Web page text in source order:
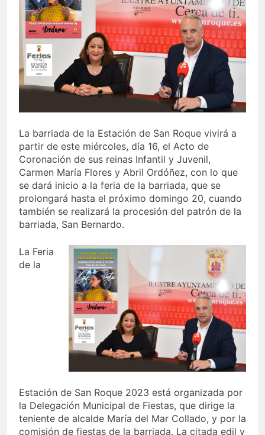
echa el cierre con éxito
rotundo
2 Semanas Atrás
La Mancomunidad y el
Banco de Alimentos del
Campo de Gibraltar renuevan
su convenio de colaboración
2 Semanas Atrás
Tráfico especial para
despedir la feria. Ojo si vas
a Santa Bárbara
2 Semanas Atrás
La feria se despide por todo
fuegos artificiales y música
hasta el amanecer
2 Semanas Atrás
La barriada de la Estación de San Roque vivirá a
partir de este miércoles, día 16, el Acto de
Coronación de sus reinas Infantil y Juvenil,
Carmen María Flores y Abril Ordóñez, con lo que
se dará inicio a la feria de la barriada, que se
prolongará hasta el próximo domingo 20, cuando
también se realizará la procesión del patrón de la
barriada, San Bernardo.
La Feria
de la
Estación de San Roque 2023 está organizada por
la Delegación Municipal de Fiestas, que dirige la
teniente de alcalde María del Mar Collado, y por la
comisión de fiestas de la barriada. La citada edil y